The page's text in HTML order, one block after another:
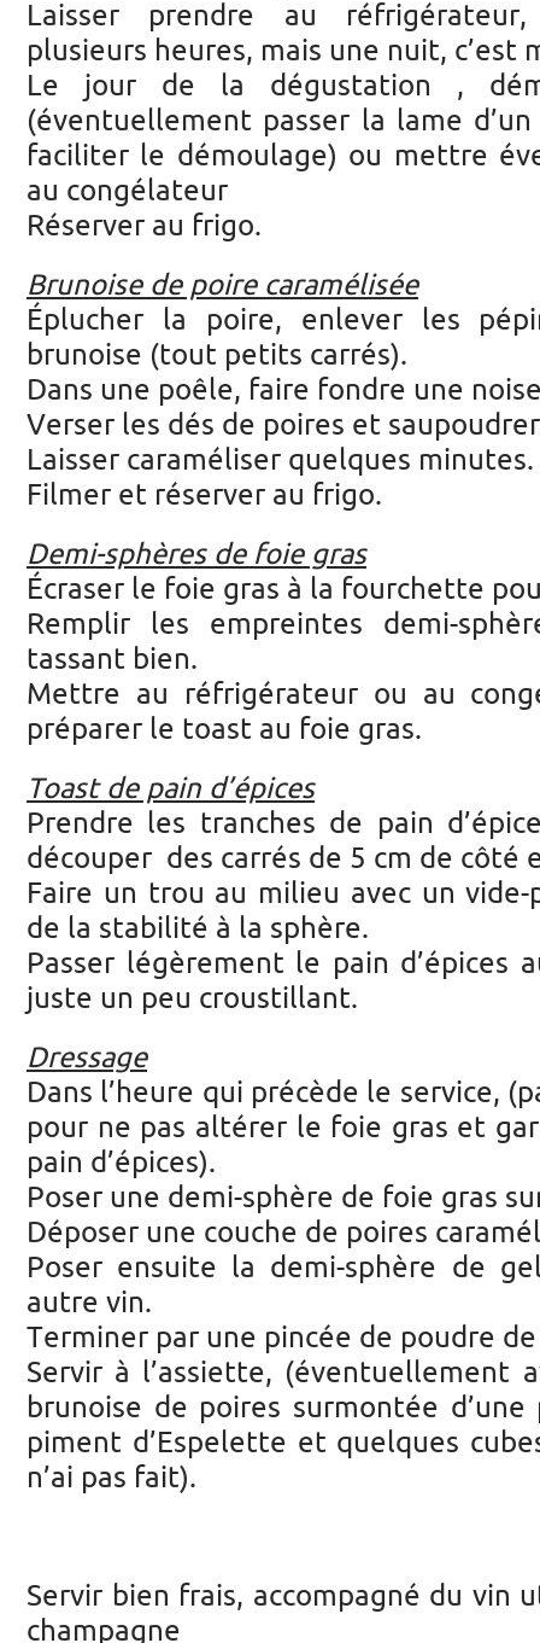
Laisser prendre au
plusieurs heures, mais une nuit, c’est
Le jour de la dégustation ,
(éventuellement passer la lame
faciliter le démoulage) ou mettre
au congélateur
Réserver au frigo.
Brunoise de poire caramélisée
Éplucher la poire, enlever les
brunoise (tout petits carrés).
Dans une poêle, faire fondre une
Verser les dés de poires et
Laisser caraméliser quelques minutes.
Filmer et réserver au frigo.
Demi-sphères de foie gras
Écraser le foie gras à la fourchette
Remplir les empreintes demi-
tassant bien.
Mettre au réfrigérateur ou au
préparer le toast au foie gras.
Toast de pain d’épices
Prendre les tranches de pain
découper des carrés de 5 cm de côté
Faire un trou au milieu avec un
de la stabilité à la sphère.
Passer légèrement le pain d’épices
juste un peu croustillant.
Dressage
Dans l’heure qui précède le service,
pour ne pas altérer le foie gras et
pain d’épices).
Poser une demi-sphère de foie gras
Déposer une couche de poires
Poser ensuite la demi-sphère de
autre vin.
Terminer par une pincée de poudre
Servir à l’assiette, (éventuellement
brunoise de poires surmontée
piment d’Espelette et quelques
n’ai pas fait).
Servir bien frais, accompagné du vin
champagne